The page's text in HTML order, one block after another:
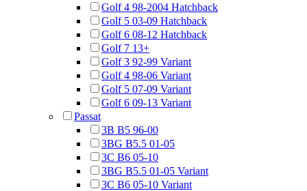
Golf 4 98-2004 Hatchback
Golf 5 03-09 Hatchback
Golf 6 08-12 Hatchback
Golf 7 13+
Golf 3 92-99 Variant
Golf 4 98-06 Variant
Golf 5 07-09 Variant
Golf 6 09-13 Variant
Passat
3B B5 96-00
3BG B5.5 01-05
3C B6 05-10
3BG B5.5 01-05 Variant
3C B6 05-10 Variant